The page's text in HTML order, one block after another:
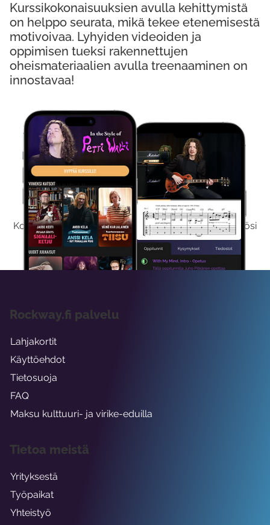
Kokeile Ilmaiseksi
Kokeilemalla ilmaiseksi saat koko sisältömme käyttöösi
viikon ajaksi.
Kurssikokonaisuuksien avulla kehittymistä
on helppo seurata, mikä tekee etenemisestä
motivoivaa. Lyhyiden videoiden ja
oppimisen tueksi rakennettujen
oheismateriaalien avulla treenaaminen on
innostavaa!
Rockway.fi palvelu
Lahjakortit
Käyttöehdot
Tietosuoja
FAQ
Maksu kulttuuri- ja virike-eduilla
Tietoa meistä
Yrityksestä
Työpaikat
Yhteistyö